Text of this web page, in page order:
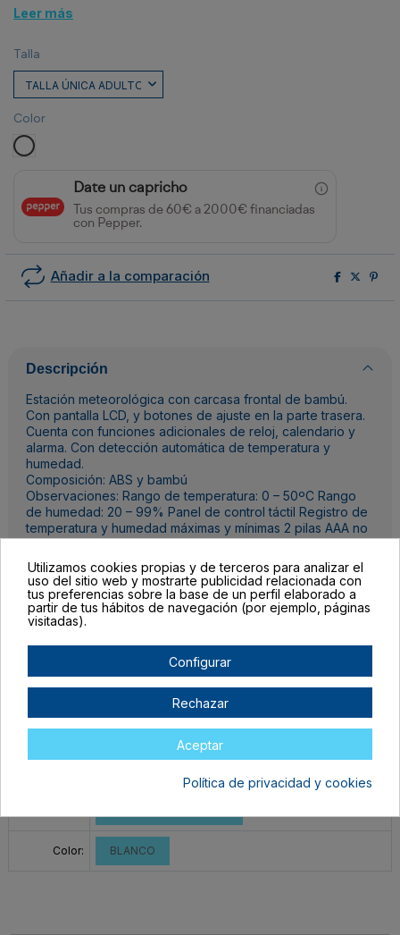
Leer más
Talla
Color
BLANCO
Date un capricho
Tus compras de 60€ a 2000€ financiadas
con Pepper.
Añadir a la comparación
Descripción
Estación meteorológica con carcasa frontal de bambú.
Con pantalla LCD, y botones de ajuste en la parte trasera.
Cuenta con funciones adicionales de reloj, calendario y
alarma. Con detección automática de temperatura y
humedad.
Composición: ABS y bambú
Observaciones: Rango de temperatura: 0 – 50ºC Rango
de humedad: 20 – 99% Panel de control táctil Registro de
temperatura y humedad máximas y mínimas 2 pilas AAA no
incluidas Presentación en caja diseño eco. Manual de
instrucciones en 6 idiomas: español, inglés, francés,
italiano, alemán y portugués.
Detalles del producto
Completa las unidades por color, el botón para mandar tu pedido al
carrito lo encontrarás al final de la tabla.
Color: BLANCO
Utilizamos cookies propias y de terceros para analizar el
uso del sitio web y mostrarte publicidad relacionada con
tus preferencias sobre la base de un perfil elaborado a
partir de tus hábitos de navegación (por ejemplo, páginas
visitadas).
Configurar
Rechazar
Aceptar
Política de privacidad y cookies